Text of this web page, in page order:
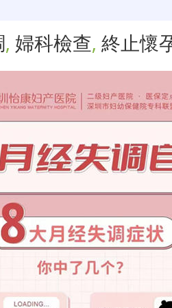
, 婦科檢查, 終止懷